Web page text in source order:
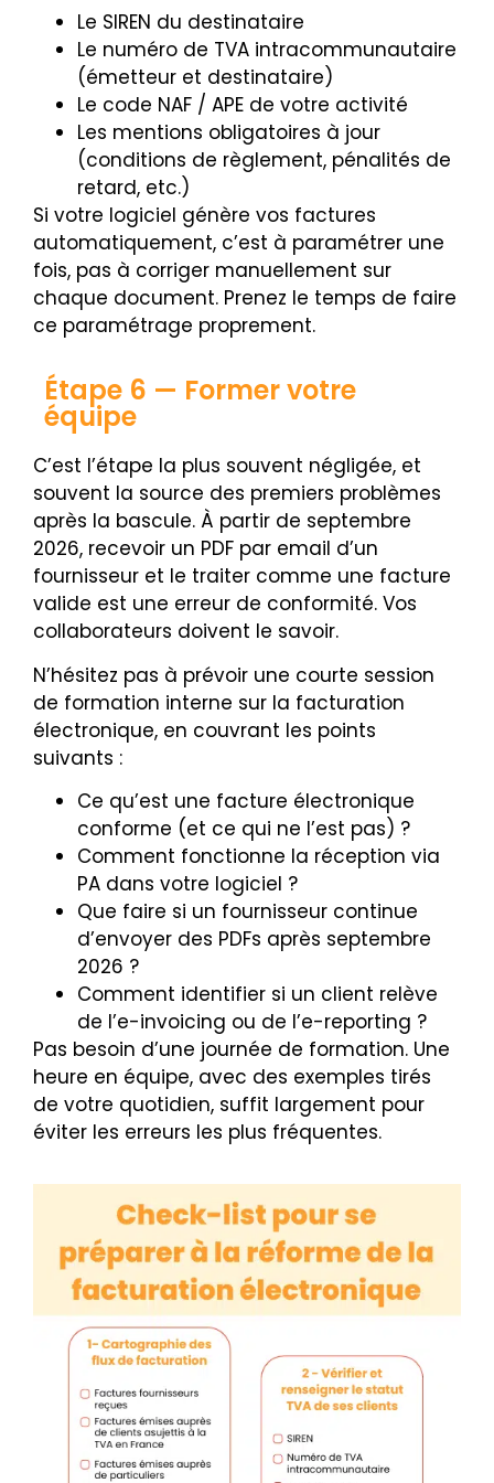
Le SIREN du destinataire
Le numéro de TVA intracommunautaire
(émetteur et destinataire)
Le code NAF / APE de votre activité
Les mentions obligatoires à jour
(conditions de règlement, pénalités de
retard, etc.)
Si votre logiciel génère vos factures
automatiquement, c’est à paramétrer une
fois, pas à corriger manuellement sur
chaque document. Prenez le temps de faire
ce paramétrage proprement.
Étape 6 — Former votre
équipe
C’est l’étape la plus souvent négligée, et
souvent la source des premiers problèmes
après la bascule. À partir de septembre
2026, recevoir un PDF par email d’un
fournisseur et le traiter comme une facture
valide est une erreur de conformité. Vos
collaborateurs doivent le savoir.
N’hésitez pas à prévoir une courte session
de formation interne sur la facturation
électronique, en couvrant les points
suivants :
Ce qu’est une facture électronique
conforme (et ce qui ne l’est pas) ?
Comment fonctionne la réception via
PA dans votre logiciel ?
Que faire si un fournisseur continue
d’envoyer des PDFs après septembre
2026 ?
Comment identifier si un client relève
de l’e-invoicing ou de l’e-reporting ?
Pas besoin d’une journée de formation. Une
heure en équipe, avec des exemples tirés
de votre quotidien, suffit largement pour
éviter les erreurs les plus fréquentes.